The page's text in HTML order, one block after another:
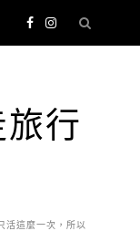
行
活這麼一次，所以